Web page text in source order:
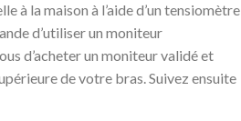
à la maison à l’aide d’un tensiomètre
d’utiliser un moniteur
d’acheter un moniteur validé et
de votre bras. Suivez ensuite